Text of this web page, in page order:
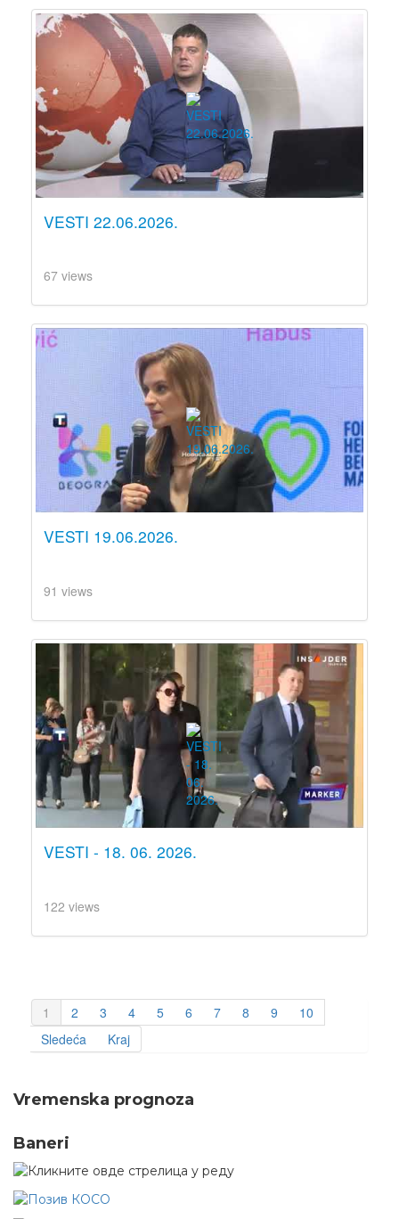
VESTI 22.06.2026.
67 views
VESTI 19.06.2026.
91 views
VESTI - 18. 06. 2026.
122 views
1 2 3 4 5 6 7 8 9
10
Sledeća
Kraj
Vremenska prognoza
Baneri